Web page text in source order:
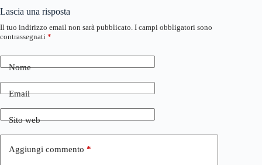
Lascia una risposta
Il tuo indirizzo email non sarà pubblicato. I campi obbligatori sono
contrassegnati *
Nome
Email
Sito web
Aggiungi commento *